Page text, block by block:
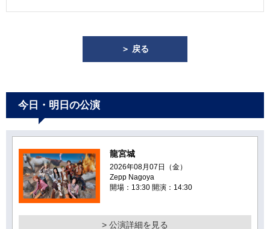
＞ 戻る
今日・明日の公演
龍宮城
2026年08月07日（金）
Zepp Nagoya
開場：13:30 開演：14:30
> 公演詳細を見る